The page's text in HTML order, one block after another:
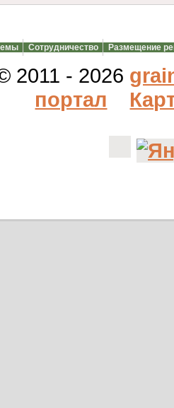
Сотрудничество Размещение
2011 - 2026
портал